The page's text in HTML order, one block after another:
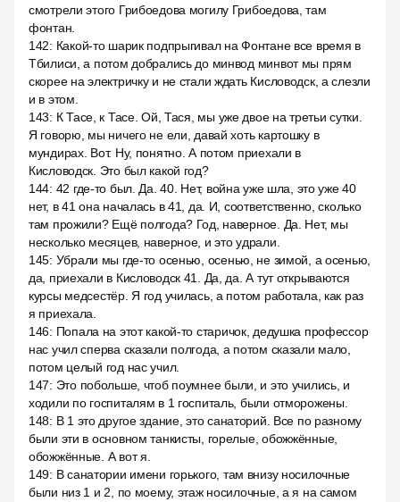
смотрели этого Грибоедова могилу Грибоедова, там
фонтан.
142: Какой-то шарик подпрыгивал на Фонтане все время в
Тбилиси, а потом добрались до минвод минвот мы прям
скорее на электричку и не стали ждать Кисловодск, а слезли
и в этом.
143: К Тасе, к Тасе. Ой, Тася, мы уже двое на третьи сутки.
Я говорю, мы ничего не ели, давай хоть картошку в
мундирах. Вот. Ну, понятно. А потом приехали в
Кисловодск. Это был какой год?
144: 42 где-то был. Да. 40. Нет, война уже шла, это уже 40
нет, в 41 она началась в 41, да. И, соответственно, сколько
там прожили? Ещё полгода? Год, наверное. Да. Нет, мы
несколько месяцев, наверное, и это удрали.
145: Убрали мы где-то осенью, осенью, не зимой, а осенью,
да, приехали в Кисловодск 41. Да, да. А тут открываются
курсы медсестёр. Я год училась, а потом работала, как раз
я приехала.
146: Попала на этот какой-то старичок, дедушка профессор
нас учил сперва сказали полгода, а потом сказали мало,
потом целый год нас учил.
147: Это побольше, чтоб поумнее были, и это учились, и
ходили по госпиталям в 1 госпиталь, были отморожены.
148: В 1 это другое здание, это санаторий. Все по разному
были эти в основном танкисты, горелые, обожжённые,
обожжённые. А вот я.
149: В санатории имени горького, там внизу носилочные
были низ 1 и 2, по моему, этаж носилочные, а я на самом